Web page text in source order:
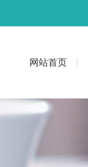
网站首页